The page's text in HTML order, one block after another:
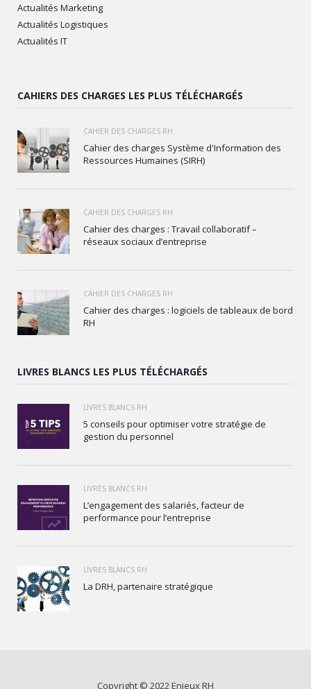
Actualités Marketing
Actualités Logistiques
Actualités IT
CAHIERS DES CHARGES LES PLUS TÉLÉCHARGÉS
CAHIER DES CHARGES RH
Cahier des charges Système d'Information des
Ressources Humaines (SIRH)
CAHIER DES CHARGES RH
Cahier des charges : Travail collaboratif –
réseaux sociaux d’entreprise
CAHIER DES CHARGES RH
Cahier des charges : logiciels de tableaux de bord
RH
LIVRES BLANCS LES PLUS TÉLÉCHARGÉS
LIVRES BLANCS RH
5 conseils pour optimiser votre stratégie de
gestion du personnel
LIVRES BLANCS RH
L’engagement des salariés, facteur de
performance pour l’entreprise
LIVRES BLANCS RH
La DRH, partenaire stratégique
Copyright © 2022 Enjeux RH